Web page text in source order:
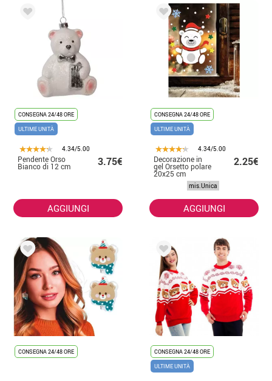
CONSEGNA 24/48 ORE
ULTIME UNITÀ
4.34/5.00
Pendente Orso
Bianco di 12 cm 3.75€
AGGIUNGI
CONSEGNA 24/48 ORE
ULTIME UNITÀ
4.34/5.00
Decorazione in
gel Orsetto polare
20x25 cm
2.25€
mis.Unica
AGGIUNGI
CONSEGNA 24/48 ORE
CONSEGNA 24/48 ORE
ULTIME UNITÀ